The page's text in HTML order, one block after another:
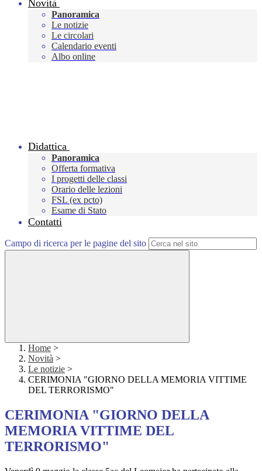
Novità
Panoramica
Le notizie
Le circolari
Calendario eventi
Albo online
Didattica
Panoramica
Offerta formativa
I progetti delle classi
Orario delle lezioni
FSL (ex pcto)
Esame di Stato
Contatti
Campo di ricerca per le pagine del sito
Home >
Novità >
Le notizie >
CERIMONIA "GIORNO DELLA MEMORIA VITTIME
DEL TERRORISMO"
CERIMONIA "GIORNO DELLA
MEMORIA VITTIME DEL
TERRORISMO"